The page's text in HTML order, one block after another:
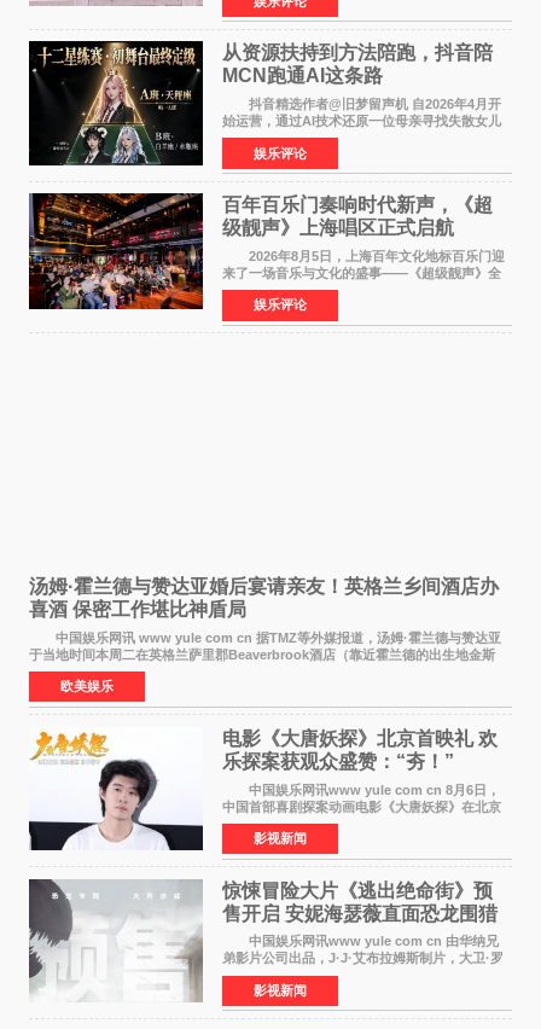
名，此后长期参与国内外电影制作，其担任制片
人参与的作品亦曾
从资源扶持到方法陪跑，抖音陪
MCN跑通AI这条路
抖音精选作者@旧梦留声机 自2026年4月开
始运营，通过AI技术还原一位母亲寻找失散女儿
的故事，凭借强情感表达获得大量用户关注，发
布仅21小时便获得超1亿曝光、超1000万互动。
此后，账号持续沿
娱乐评论
百年百乐门奏响时代新声，《超
级靓声》上海唱区正式启航
2026年8月5日，上海百年文化地标百乐门迎
来了一场音乐与文化的盛事——《超级靓声》全
国励志音乐公益节目上海唱区新闻发布会暨启动
仪式在此隆重举行。各界领导、嘉宾与媒体朋友
齐聚一堂，共同
娱乐评论
汤姆·霍兰德与赞达亚婚后宴请亲友！英格兰乡间酒店办
喜酒 保密工作堪比神盾局
中国娱乐网讯 www yule com cn 据TMZ等外媒报道，汤姆·霍兰德与赞达亚
于当地时间本周二在英格兰萨里郡Beaverbrook酒店（靠近霍兰德的出生地金斯
顿）举办婚宴，邀请家人与朋友们喝喜酒，庆祝
欧美娱乐
电影《大唐妖探》北京首映礼 欢
乐探案获观众盛赞：“夯！”
中国娱乐网讯www yule com cn 8月6日，
中国首部喜剧探案动画电影《大唐妖探》在北京
举办电影首映礼。导演程腾、联合导演黄珉、总
制片人曹紫建、制片人李莹莹，配音导演张喆，
对白指导程寅，领
影视新闻
惊悚冒险大片《逃出绝命街》预
售开启 安妮海瑟薇直面恐龙围猎
中国娱乐网讯www yule com cn 由华纳兄
弟影片公司出品，J·J·艾布拉姆斯制片，大卫·罗
伯特·米切尔执导，好莱坞巨星安妮·海瑟薇和伊万
·麦克格雷格领衔主演的2026暑期惊悚冒险大片
《逃出绝
影视新闻